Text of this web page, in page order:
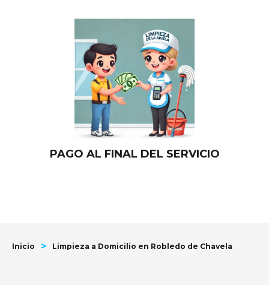
PAGO AL FINAL DEL SERVICIO
Inicio > Limpieza a Domicilio en Robledo de Chavela